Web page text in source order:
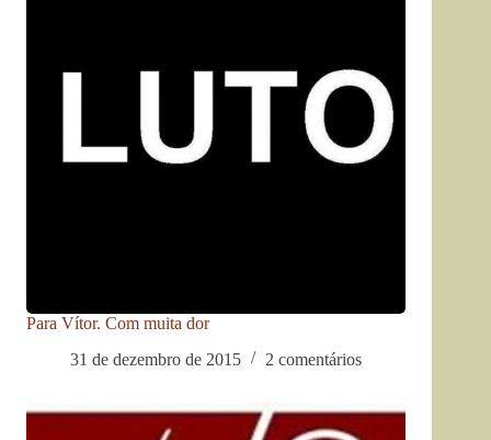
Para Vítor. Com muita dor
31 de dezembro de 2015
2 comentários